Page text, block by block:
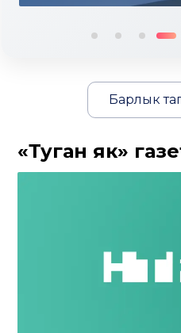
Барлык
«Туган як»